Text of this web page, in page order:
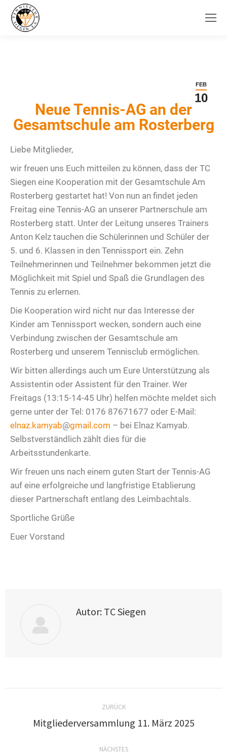
FEB
10
Neue Tennis-AG an der
Gesamtschule am Rosterberg
Liebe Mitglieder,
wir freuen uns Euch mitteilen zu können, dass der TC
Siegen eine Kooperation mit der Gesamtschule Am
Rosterberg gestartet hat! Von nun an findet jeden
Freitag eine Tennis-AG an unserer Partnerschule am
Rosterberg statt. Unter der Leitung unseres Trainers
Anton Kelz tauchen die Schülerinnen und Schüler der
5. und 6. Klassen in den Tennissport ein. Zehn
Teilnehmerinnen und Teilnehmer bekommen jetzt die
Möglichkeit mit Spiel und Spaß die Grundlagen des
Tennis zu erlernen.
Die Kooperation wird nicht nur das Interesse der
Kinder am Tennissport wecken, sondern auch eine
Verbindung zwischen der Gesamtschule am
Rosterberg und unserem Tennisclub ermöglichen.
Wir bitten allerdings auch um Eure Unterstützung als
Assistentin oder Assistent für den Trainer. Wer
Freitags (13:15-14-45 Uhr) helfen möchte meldet sich
gerne unter der Tel: 0176 87671677 oder E-Mail:
elnaz.kamyab@gmail.com – bei Elnaz Kamyab.
Selbstverständlich zählt dies für die
Arbeitsstundenkarte.
Wir freuen uns nach einem guten Start der Tennis-AG
auf eine erfolgreiche und langfristige Etablierung
dieser Partnerschaft entlang des Leimbachtals.
Sportliche Grüße
Euer Vorstand
Autor: TC Siegen
ZURÜCK
Mitgliederversammlung 11. März 2025
NÄCHSTES